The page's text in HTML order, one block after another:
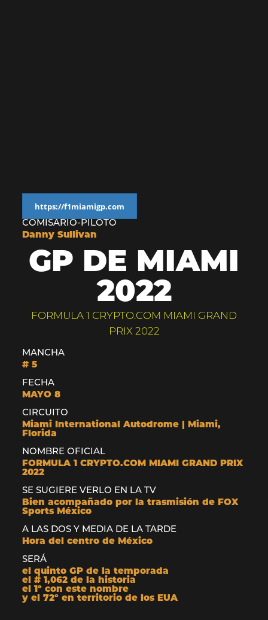
https://f1miamigp.com
COMISARIO-PILOTO
Danny Sullivan
GP DE MIAMI
2022
FORMULA 1 CRYPTO.COM MIAMI GRAND
PRIX 2022
MANCHA
# 5
FECHA
MAYO 8
CIRCUITO
Miami International Autodrome | Miami,
Florida
NOMBRE OFICIAL
FORMULA 1 CRYPTO.COM MIAMI GRAND PRIX
2022
SE SUGIERE VERLO EN LA TV
Bien acompañado por la trasmisión de FOX
Sports México
A LAS DOS Y MEDIA DE LA TARDE
Hora del centro de México
SERÁ
el quinto GP de la temporada
el # 1,062 de la historia
el 1º con este nombre
y el 72º en territorio de los EUA